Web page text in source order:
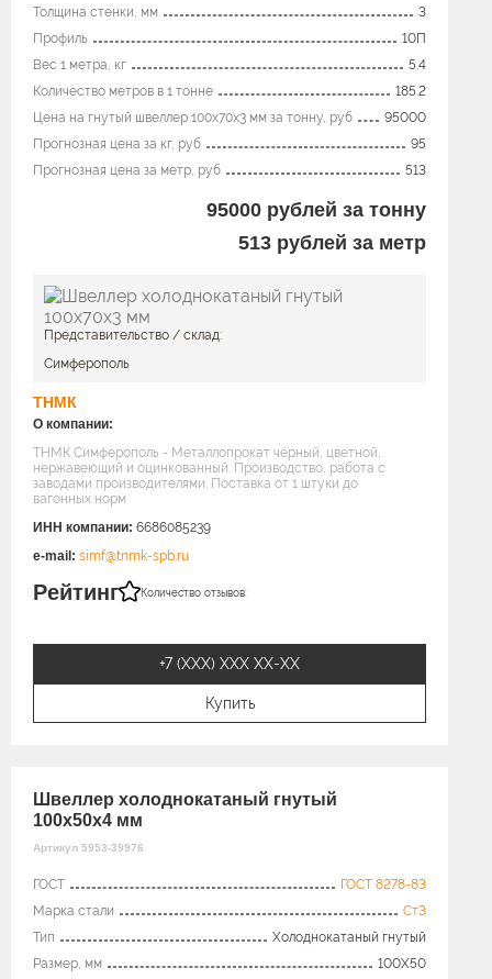
Толщина стенки, мм
3
Профиль
10П
Вес 1 метра, кг
5.4
Количество метров в 1 тонне
185.2
Цена на гнутый швеллер 100x70х3 мм за тонну, руб
95000
Прогнозная цена за кг, руб
95
Прогнозная цена за метр, руб
513
95000 рублей за тонну
513 рублей за метр
Представительство / склад:
Симферополь
ТНМК
О компании:
ТНМК Симферополь - Металлопрокат чёрный, цветной,
нержавеющий и оцинкованный. Производство, работа с
заводами производителями. Поставка от 1 штуки до
вагонных норм
ИНН компании: 6686085239
e-mail: simf@tnmk-spb.ru
Рейтинг Количество отзывов:
+7 (XXX) ХХХ ХХ-ХХ
Купить
Швеллер холоднокатаный гнутый
100x50х4 мм
Артикул 5953-39976
ГОСТ
ГОСТ 8278-83
Марка стали
Ст3
Тип
Холоднокатаный гнутый
Размер, мм
100X50